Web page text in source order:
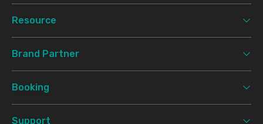
Resource
Brand Partner
Booking
Support